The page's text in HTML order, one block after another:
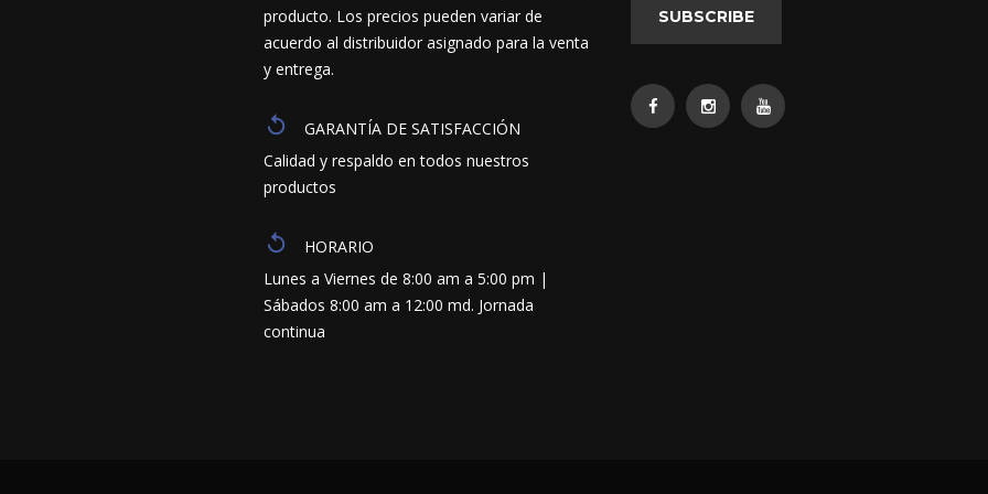
producto. Los precios pueden variar de
acuerdo al distribuidor asignado para la venta
y entrega.
GARANTÍA DE SATISFACCIÓN
Calidad y respaldo en todos nuestros
productos
HORARIO
Lunes a Viernes de 8:00 am a 5:00 pm |
Sábados 8:00 am a 12:00 md. Jornada
continua
SUBSCRIBE